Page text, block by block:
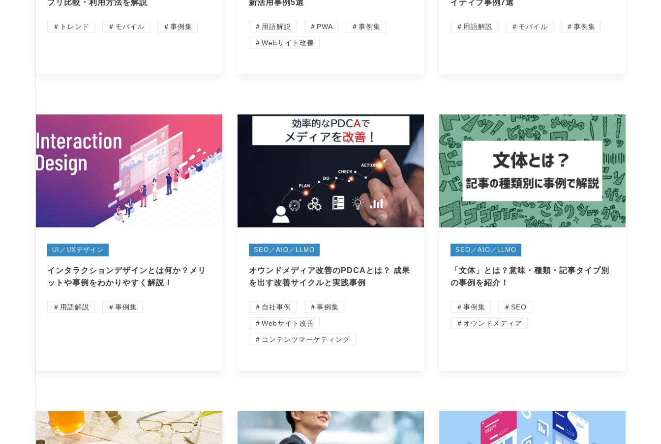
プリ比較・利用方法を解説
＃トレンド ＃モバイル ＃事例集
新活用事例5選
＃用語解説 ＃PWA ＃事例集
＃Webサイト改善
イティブ事例7選
＃用語解説 ＃モバイル ＃事例集
UI／UXデザイン
インタラクションデザインとは何か？メリ
ットや事例をわかりやすく解説！
＃用語解説 ＃事例集
SEO／AIO／LLMO
オウンドメディア改善のPDCAとは？ 成果
を出す改善サイクルと実践事例
＃自社事例 ＃事例集
＃Webサイト改善
＃コンテンツマーケティング
SEO／AIO／LLMO
「文体」とは？意味・種類・記事タイプ別
の事例を紹介！
＃事例集 ＃SEO
＃オウンドメディア